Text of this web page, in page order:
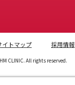
イトマップ 採用情報
CLINIC. All rights reserved.